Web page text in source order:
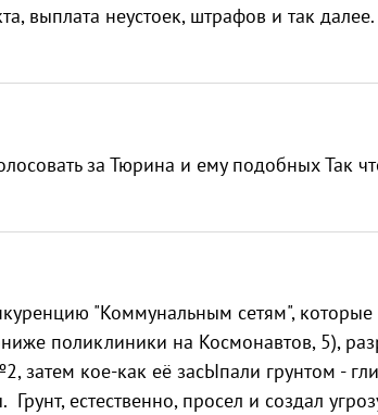
выплата неустоек, штрафов и так далее.
за Тюрина и ему подобных Так
"Коммунальным сетям",
поликлиники на Космонавтов, 5),
затем кое-как её засЫпали грунтом -
естественно, просел и создал